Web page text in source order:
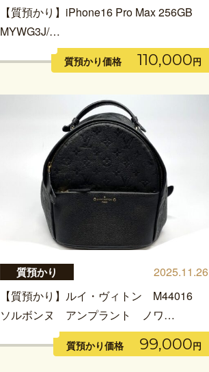
【質預かり】iPhone16 Pro Max 256GB
MYWG3J/…
質預かり価格 110,000円
質預かり
2025.11.26
【質預かり】ルイ・ヴィトン M44016
ソルボンヌ アンプラント ノワ…
質預かり価格 99,000円